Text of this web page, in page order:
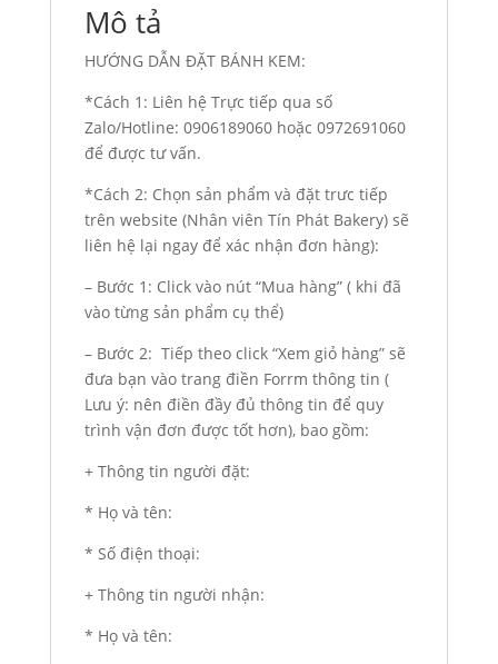
Mô tả
HƯỚNG DẪN ĐẶT BÁNH KEM:
*Cách 1: Liên hệ Trực tiếp qua số
Zalo/Hotline: 0906189060 hoặc 0972691060
để được tư vấn.
*Cách 2: Chọn sản phẩm và đặt trưc tiếp
trên website (Nhân viên Tín Phát Bakery) sẽ
liên hệ lại ngay để xác nhận đơn hàng):
– Bước 1: Click vào nút “Mua hàng” ( khi đã
vào từng sản phẩm cụ thể)
– Bước 2: Tiếp theo click “Xem giỏ hàng” sẽ
đưa bạn vào trang điền Forrm thông tin (
Lưu ý: nên điền đầy đủ thông tin để quy
trình vận đơn được tốt hơn), bao gồm:
+ Thông tin người đặt:
* Họ và tên:
* Số điện thoại:
+ Thông tin người nhận:
* Họ và tên: